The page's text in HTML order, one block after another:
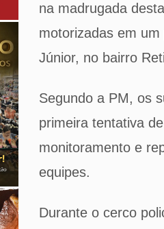
na madrugada
motorizadas em
Júnior, no bairro
Segundo a PM, os
primeira tentativa
monitoramento e
equipes.
Durante o cerco